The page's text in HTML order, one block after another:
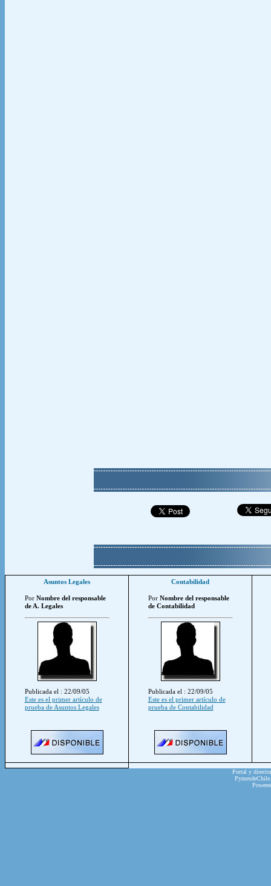
Asuntos Legales
Por Nombre del responsable
de A. Legales
Publicada el : 22/09/05
Este es el primer artículo de
prueba de Asuntos Legales
Contabilidad
Por Nombre del responsable
de Contabilidad
Publicada el : 22/09/05
Este es el primer artículo de
prueba de Contabilidad
Portal y